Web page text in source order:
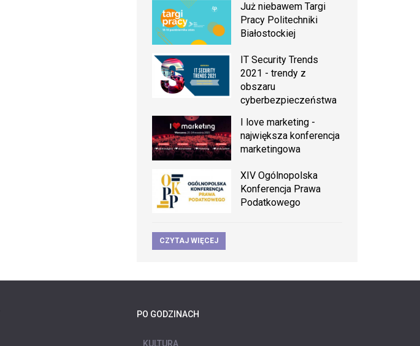
Już niebawem Targi
Pracy Politechniki
Białostockiej
IT Security Trends
2021 - trendy z
obszaru
cyberbezpieczeństwa
I love marketing -
największa konferencja
marketingowa
XIV Ogólnopolska
Konferencja Prawa
Podatkowego
CZYTAJ WIĘCEJ
PO GODZINACH
KULTURA